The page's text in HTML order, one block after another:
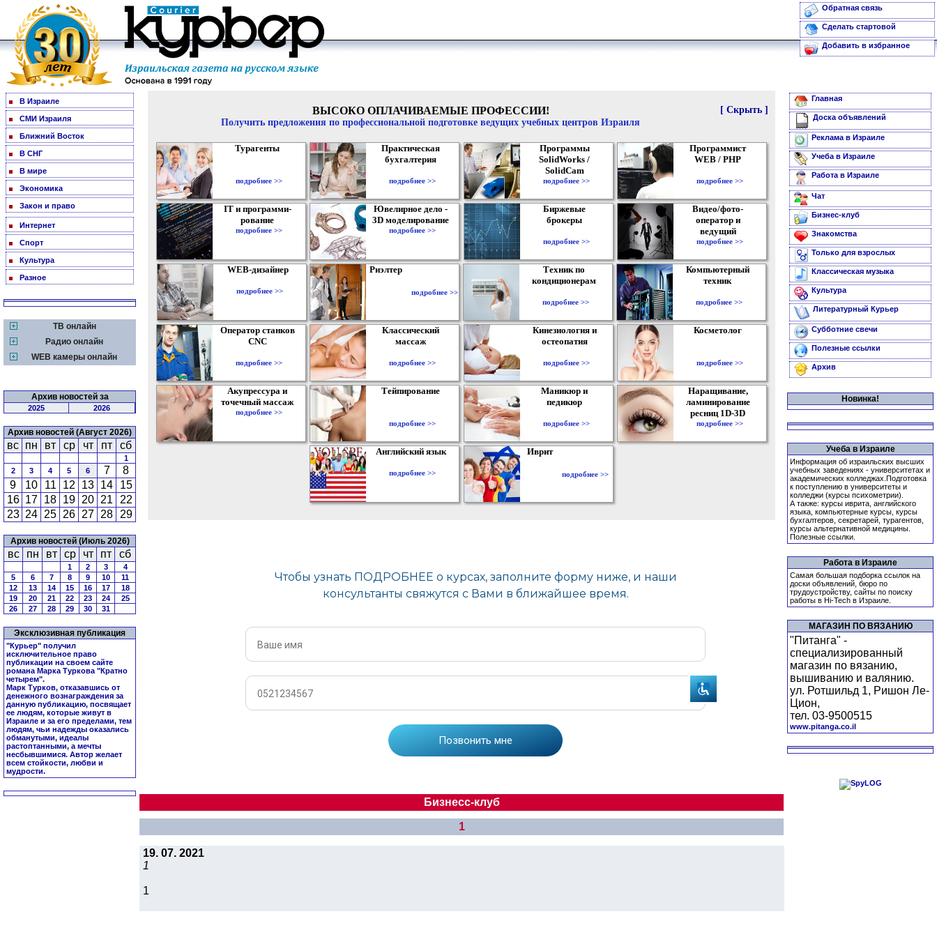
Обратная связь
Сделать стартовой
Добавить в избранное
В Израиле
СМИ Израиля
Ближний Восток
В СНГ
В мире
Экономика
Закон и право
Интернет
Спорт
Культура
Разное
ТВ онлайн
Радио онлайн
WEB камеры онлайн
Архив новостей за
2025 2026
Архив новостей (Август 2026)
вс пн вт ср чт пт сб
1
2
3 4 5 6 7
8
9
10 11 12 13 14
15
16 17 18 19 20 21
22
23 24 25 26 27 28 29
Архив новостей (Июль 2026)
вс пн вт ср чт пт сб
1 2 3
4
5
6 7 8 9 10
11
12
13 14 15 16 17
18
19
20 21 22 23 24
25
26
27 28 29 30 31
Эксклюзивная публикация
"Курьер" получил
исключительное право
публикации на своем сайте
романа Марка Туркова "Кратно
четырем".
Марк Турков, отказавшись от
денежного вознаграждения за
данную публикацию, посвящает
ее людям, которые живут в
Израиле и за его пределами, тем
людям, чьи надежды оказались
обманутыми, идеалы
растоптанными, а мечты
несбывшимися. Автор желает
всем стойкости, любви и
мудрости.
[ Скрыть ]
ВЫСОКО ОПЛАЧИВАЕМЫЕ ПРОФЕССИИ!
Получить предложения по профессиональной подготовке ведущих учебных центров Израиля
Турагенты
подробнее >>
Практическая
бухгалтерия
подробнее >>
Программы
SolidWorks /
SolidCam
подробнее >>
Программист
WEB / PHP
подробнее >>
IT и программи-
рование
подробнее >>
Ювелирное дело -
3D моделирование
подробнее >>
Биржевые
брокеры
подробнее >>
Видео/фото-
оператор и
ведущий
подробнее >>
WEB-дизайнер
подробнее >>
Риэлтер
подробнее >>
Техник по
кондиционерам
подробнее >>
Компьютерный
техник
подробнее >>
Оператор станков
CNC
подробнее >>
Классический
массаж
подробнее >>
Кинезиология и
остеопатия
подробнее >>
Косметолог
подробнее >>
Акупрессура и
точечный массаж
подробнее >>
Тейпирование
подробнее >>
Маникюр и
педикюр
подробнее >>
Наращивание,
ламинирование
ресниц 1D-3D
подробнее >>
Английский язык
подробнее >>
Иврит
подробнее >>
Бизнесс-клуб
1
19. 07. 2021
1
1
Главная
Доска объявлений
Реклама в Израиле
Учеба в Израиле
Работа в Израиле
Чат
Бизнес-клуб
Знакомства
Только для взрослых
Классическая музыка
Культура
Литературный Курьер
Субботние свечи
Полезные ссылки
Архив
Новинка!
Учеба в Израиле
Информация об израильских высших
учебных заведениях - университетах и
академических колледжах.Подготовка
к поступлению в университеты и
колледжи (курсы психометрии).
А также: курсы иврита, английского
языка, компьютерные курсы, курсы
бухгалтеров, секретарей, турагентов,
курсы альтернативной медицины.
Полезные ссылки.
Работа в Израиле
Самая большая подборка ссылок на
доски объявлений, бюро по
трудоустройству, сайты по поиску
работы в Hi-Tech в Израиле.
МАГАЗИН ПО ВЯЗАНИЮ
"Питанга" -
специализированный
магазин по вязанию,
вышиванию и валянию.
ул. Ротшильд 1, Ришон Ле-
Цион,
тел. 03-9500515
www.pitanga.co.il